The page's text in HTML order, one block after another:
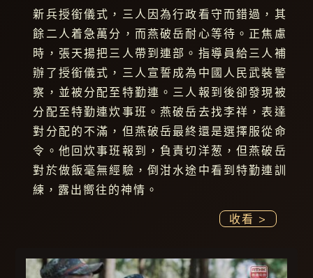
新兵授銜儀式，三人因為行政看守而錯過，其
餘二人着急萬分，而燕破岳耐心等待。正焦慮
時，張天揚把三人帶到連部。指導員給三人補
辦了授銜儀式，三人宣誓成為中國人民武裝警
察，並被分配至特勤連。三人報到後卻發現被
分配至特勤連炊事班。燕破岳去找李祥，表達
對分配的不滿，但燕破岳最終還是選擇服從命
令。他回炊事班報到，負責切洋葱，但燕破岳
對於做飯毫無經驗，倒泔水途中看到特勤連訓
練，露出嚮往的神情。
收看 >